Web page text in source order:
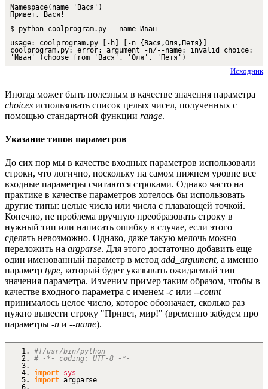
Namespace(name='Вася')
Привет, Вася!
$ python coolprogram.py --name Иван
usage: coolprogram.py [-h] [-n {Вася,Оля,Петя}]
coolprogram.py: error: argument -n/--name: invalid choice:
'Иван' (choose from 'Вася', 'Оля', 'Петя')
Исходник
Иногда может быть полезным в качестве значения параметра
choices использовать список целых чисел, полученных с
помощью стандартной функции range.
Указание типов параметров
До сих пор мы в качестве входных параметров использовали
строки, что логично, поскольку на самом нижнем уровне все
входные параметры считаются строками. Однако часто на
практике в качестве параметров хотелось бы использовать
другие типы: целые числа или числа с плавающей точкой.
Конечно, не проблема вручную преобразовать строку в
нужный тип или написать ошибку в случае, если этого
сделать невозможно. Однако, даже такую мелочь можно
переложить на argparse. Для этого достаточно добавить еще
один именованный параметр в метод add_argument, а именно
параметр type, который будет указывать ожидаемый тип
значения параметра. Изменим пример таким образом, чтобы в
качестве входного параметра с именем -c или --count
принималось целое число, которое обозначает, сколько раз
нужно вывести строку "Привет, мир!" (временно забудем про
параметры -n и --name).
#!/usr/bin/python
# -*- coding: UTF-8 -*-
import sys
import argparse